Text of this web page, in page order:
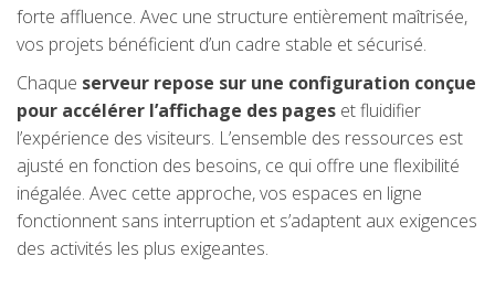
forte affluence. Avec une structure entièrement maîtrisée,
vos projets bénéficient d’un cadre stable et sécurisé.
Chaque serveur repose sur une configuration conçue
pour accélérer l’affichage des pages et fluidifier
l’expérience des visiteurs. L’ensemble des ressources est
ajusté en fonction des besoins, ce qui offre une flexibilité
inégalée. Avec cette approche, vos espaces en ligne
fonctionnent sans interruption et s’adaptent aux exigences
des activités les plus exigeantes.